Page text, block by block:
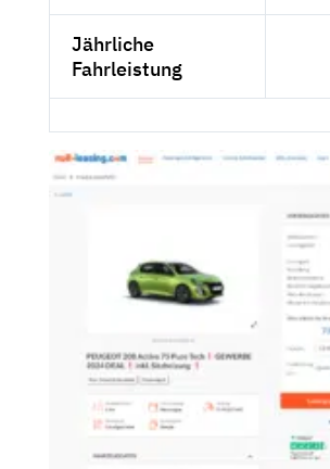
Jährliche
Fahrleistung